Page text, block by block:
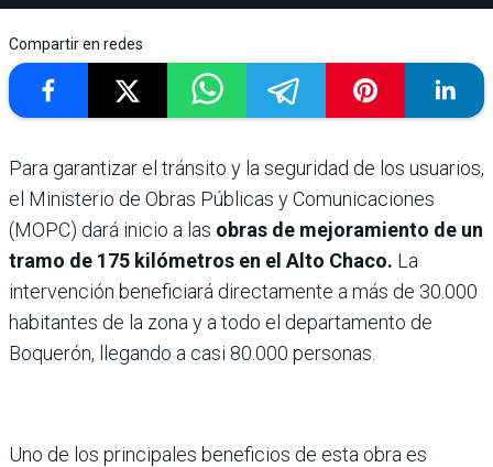
Compartir en redes
Para garantizar el tránsito y la seguridad de los usuarios,
el Ministerio de Obras Públicas y Comunicaciones
(MOPC) dará inicio a las obras de mejoramiento de un
tramo de 175 kilómetros en el Alto Chaco. La
intervención beneficiará directamente a más de 30.000
habitantes de la zona y a todo el departamento de
Boquerón, llegando a casi 80.000 personas.
Uno de los principales beneficios de esta obra es